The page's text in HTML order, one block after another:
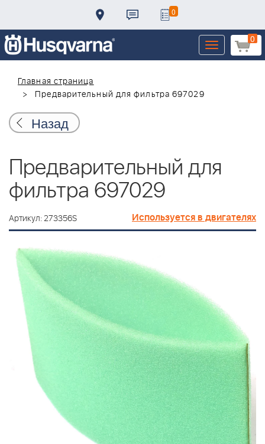
0
0
Toggle
navigation
Главная страница
Предварительный для фильтра 697029
Назад
Предварительный для
фильтра 697029
Артикул: 273356S Используется в двигателях